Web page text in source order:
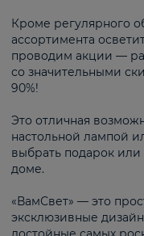
Кроме регулярного
ассортимента
проводим акции —
со значительными
90%!
Это отличная
настольной лампой
выбрать подарок
доме.
«ВамСвет» — это
эксклюзивные